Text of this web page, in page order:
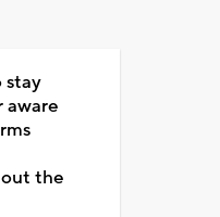
stay
aware
the